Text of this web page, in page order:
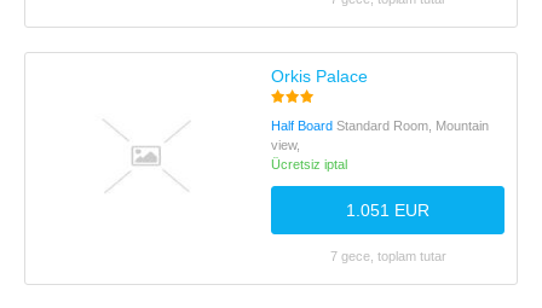
Orkis Palace
Half Board Standard Room, Mountain
view,
Ücretsiz iptal
1.051 EUR
7 gece, toplam tutar